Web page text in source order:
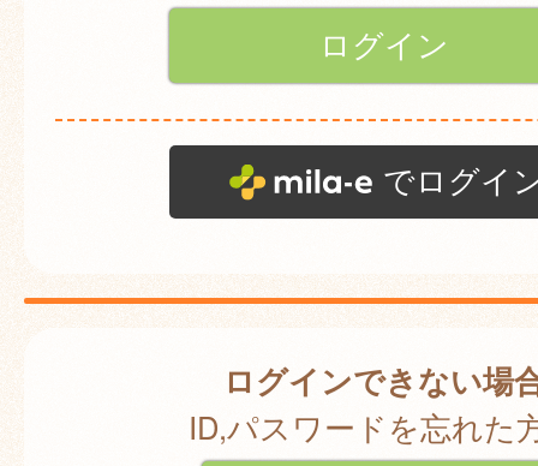
でログイ
ログインできない場
ID,パスワードを忘れた